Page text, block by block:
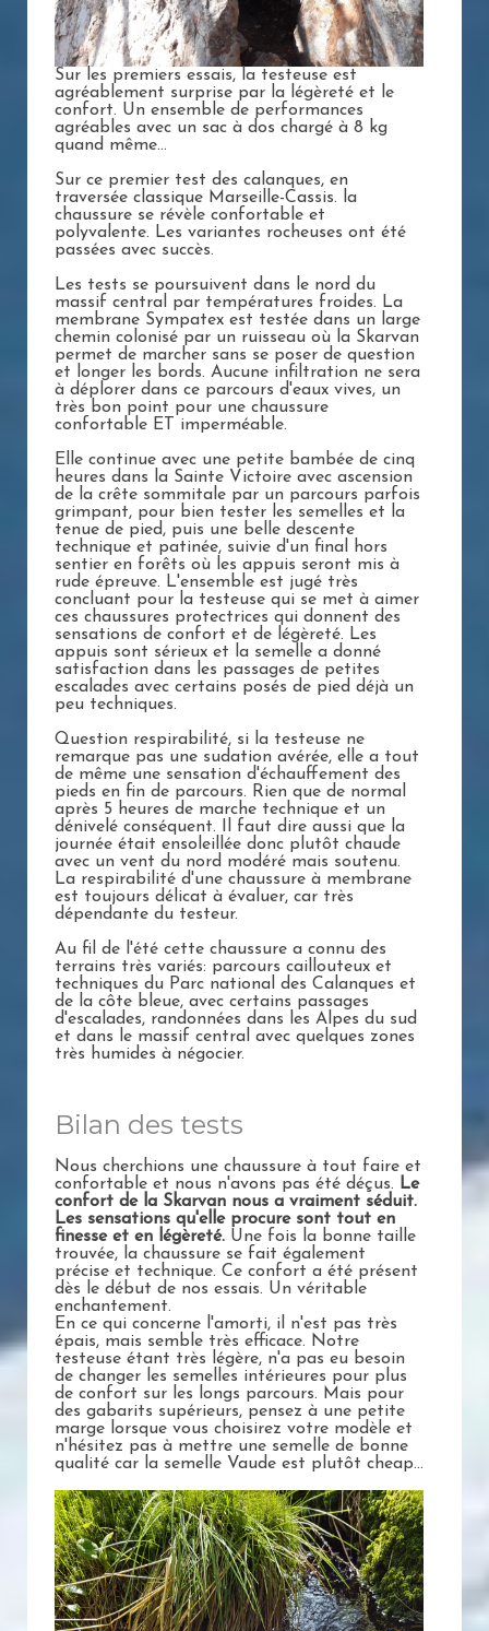
Sur les premiers essais, la testeuse est
agréablement surprise par la légèreté et le
confort. Un ensemble de performances
agréables avec un sac à dos chargé à 8 kg
quand même...
Sur ce premier test des calanques, en
traversée classique Marseille-Cassis. la
chaussure se révèle confortable et
polyvalente. Les variantes rocheuses ont été
passées avec succès.
Les tests se poursuivent dans le nord du
massif central par températures froides. La
membrane Sympatex est testée dans un large
chemin colonisé par un ruisseau où la Skarvan
permet de marcher sans se poser de question
et longer les bords. Aucune infiltration ne sera
à déplorer dans ce parcours d'eaux vives, un
très bon point pour une chaussure
confortable ET imperméable.
Elle continue avec une petite bambée de cinq
heures dans la Sainte Victoire avec ascension
de la crête sommitale par un parcours parfois
grimpant, pour bien tester les semelles et la
tenue de pied, puis une belle descente
technique et patinée, suivie d'un final hors
sentier en forêts où les appuis seront mis à
rude épreuve. L'ensemble est jugé très
concluant pour la testeuse qui se met à aimer
ces chaussures protectrices qui donnent des
sensations de confort et de légèreté. Les
appuis sont sérieux et la semelle a donné
satisfaction dans les passages de petites
escalades avec certains posés de pied déjà un
peu techniques.
Question respirabilité, si la testeuse ne
remarque pas une sudation avérée, elle a tout
de même une sensation d'échauffement des
pieds en fin de parcours. Rien que de normal
après 5 heures de marche technique et un
dénivelé conséquent. Il faut dire aussi que la
journée était ensoleillée donc plutôt chaude
avec un vent du nord modéré mais soutenu.
La respirabilité d'une chaussure à membrane
est toujours délicat à évaluer, car très
dépendante du testeur.
Au fil de l'été cette chaussure a connu des
terrains très variés: parcours caillouteux et
techniques du Parc national des Calanques et
de la côte bleue, avec certains passages
d'escalades, randonnées dans les Alpes du sud
et dans le massif central avec quelques zones
très humides à négocier.
Bilan des tests
Nous cherchions une chaussure à tout faire et
confortable et nous n'avons pas été déçus. Le
confort de la Skarvan nous a vraiment séduit.
Les sensations qu'elle procure sont tout en
finesse et en légèreté. Une fois la bonne taille
trouvée, la chaussure se fait également
précise et technique. Ce confort a été présent
dès le début de nos essais. Un véritable
enchantement.
En ce qui concerne l'amorti, il n'est pas très
épais, mais semble très efficace. Notre
testeuse étant très légère, n'a pas eu besoin
de changer les semelles intérieures pour plus
de confort sur les longs parcours. Mais pour
des gabarits supérieurs, pensez à une petite
marge lorsque vous choisirez votre modèle et
n'hésitez pas à mettre une semelle de bonne
qualité car la semelle Vaude est plutôt cheap...